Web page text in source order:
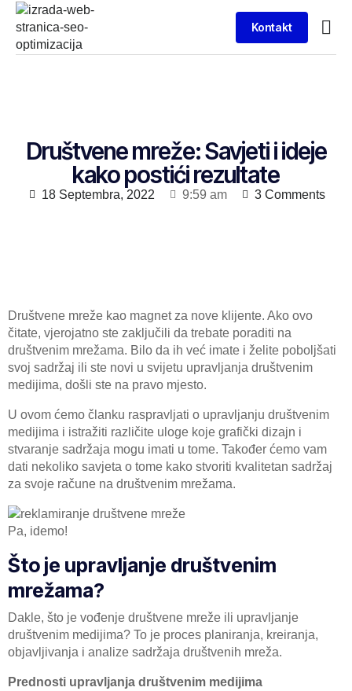
Kontakt
Društvene mreže: Savjeti i ideje
kako postići rezultate
18 Septembra, 2022 9:59 am 3 Comments
Društvene mreže kao magnet za nove klijente. Ako ovo
čitate, vjerojatno ste zaključili da trebate poraditi na
društvenim mrežama. Bilo da ih već imate i želite poboljšati
svoj sadržaj ili ste novi u svijetu upravljanja društvenim
medijima, došli ste na pravo mjesto.
U ovom ćemo članku raspravljati o upravljanju društvenim
medijima i istražiti različite uloge koje grafički dizajn i
stvaranje sadržaja mogu imati u tome. Također ćemo vam
dati nekoliko savjeta o tome kako stvoriti kvalitetan sadržaj
za svoje račune na društvenim mrežama.
Pa, idemo!
Što je upravljanje društvenim
mrežama?
Dakle, što je vođenje društvene mreže ili upravljanje
društvenim medijima? To je proces planiranja, kreiranja,
objavljivanja i analize sadržaja društvenih mreža.
Prednosti upravljanja društvenim medijima